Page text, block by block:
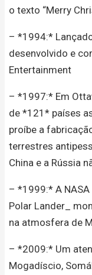
o texto “Merry
– *1994:*
desenvolvido e
Entertainment
– *1997:* Em
de *121* países
proíbe a
terrestres
China e a Rússia
– *1999:* A
Polar Lander_
na atmosfera de
– *2009:* Um
Mogadíscio,